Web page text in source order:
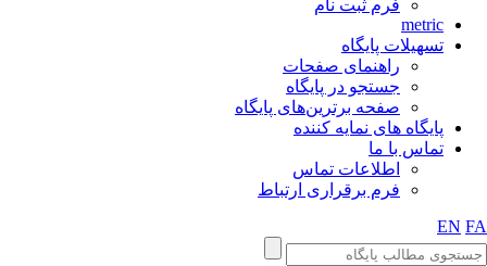
فرم ثبت نام
metric
تسهیلات پایگاه
راهنمای صفحات
جستجو در پایگاه
صفحه برترین‌های پایگاه
پایگاه های نمایه کننده
تماس با ما
اطلاعات تماس
فرم برقراری ارتباط
EN